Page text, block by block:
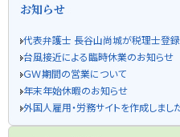
お知らせ
代表弁護士 長谷山尚城が税理士登録
台風接近による臨時休業のお知らせ
ＧＷ期間の営業について
年末年始休暇のお知らせ
外国人雇用・労務サイトを作成しまし